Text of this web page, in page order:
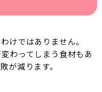
けではありません。
わってしまう食材もあ
が減ります。